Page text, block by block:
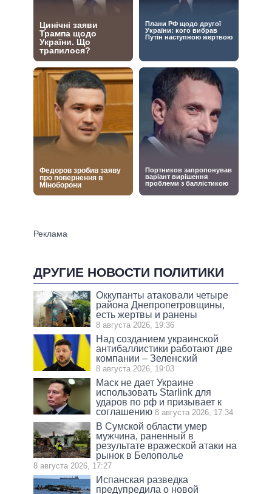
ДРУГИЕ НОВОСТИ ПОЛИТИКИ
Оккупанты атаковали четыре
района Днепропетровщины,
есть жертвы и ранены
8 августа 2026, 19:36
Над созданием украинской
антибаллистики работают две
компании – Зеленский
8 августа 2026, 19:03
Маск не дает Украине
использовать Starlink для
ударов по рф и призывает к
соглашению 8 августа 2026, 17:34
В Сумской области умер
мужчина, раненный в
результате вражеской атаки на
рынок в Белополье
8 августа 2026, 17:27
Испанская разведка
предупредила о новой